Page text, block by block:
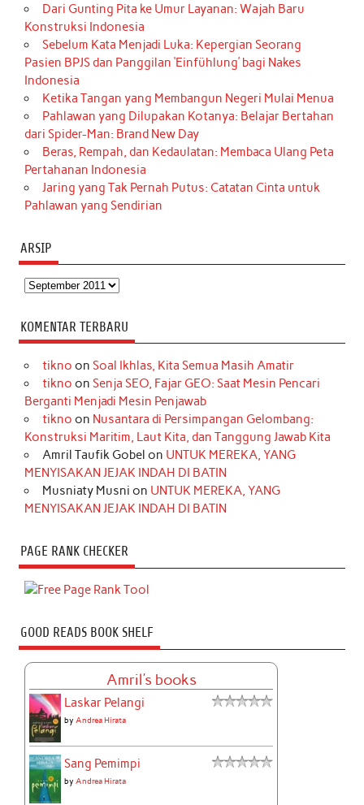
Dari Gunting Pita ke Umur Layanan: Wajah Baru
Konstruksi Indonesia
Sebelum Kata Menjadi Luka: Kepergian Seorang
Pasien BPJS dan Panggilan ‘Einfühlung’ bagi Nakes
Indonesia
Ketika Tangan yang Membangun Negeri Mulai Menua
Pahlawan yang Dilupakan Kotanya: Belajar Bertahan
dari Spider-Man: Brand New Day
Beras, Rempah, dan Kedaulatan: Membaca Ulang Peta
Pertahanan Indonesia
Jaring yang Tak Pernah Putus: Catatan Cinta untuk
Pahlawan yang Sendirian
ARSIP
Arsip
KOMENTAR TERBARU
tikno on Soal Ikhlas, Kita Semua Masih Amatir
tikno on Senja SEO, Fajar GEO: Saat Mesin Pencari
Berganti Menjadi Mesin Penjawab
tikno on Nusantara di Persimpangan Gelombang:
Konstruksi Maritim, Laut Kita, dan Tanggung Jawab Kita
Amril Taufik Gobel on UNTUK MEREKA, YANG
MENYISAKAN JEJAK INDAH DI BATIN
Musniaty Musni on UNTUK MEREKA, YANG
MENYISAKAN JEJAK INDAH DI BATIN
PAGE RANK CHECKER
GOOD READS BOOK SHELF
Amril's books
Laskar Pelangi
byAndrea Hirata
Sang Pemimpi
byAndrea Hirata